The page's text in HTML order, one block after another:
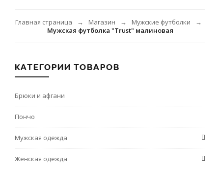
Главная страница → Магазин → Мужские футболки →
Мужская футболка "Trust" малиновая
КАТЕГОРИИ ТОВАРОВ
Брюки и афгани
Пончо
Мужская одежда
Женская одежда